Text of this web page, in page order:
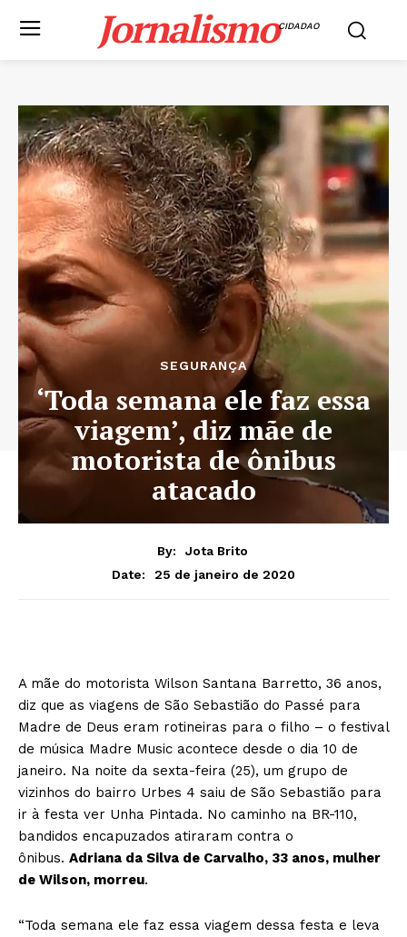
JornalismoCIDADAO
SEGURANÇA
‘Toda semana ele faz essa
viagem’, diz mãe de
motorista de ônibus
atacado
By:
Jota Brito
Date:
25 de janeiro de 2020
A mãe do motorista Wilson Santana Barretto, 36 anos,
diz que as viagens de São Sebastião do Passé para
Madre de Deus eram rotineiras para o filho – o festival
de música Madre Music acontece desde o dia 10 de
janeiro. Na noite da sexta-feira (25), um grupo de
vizinhos do bairro Urbes 4 saiu de São Sebastião para
ir à festa ver Unha Pintada. No caminho na BR-110,
bandidos encapuzados atiraram contra o
ônibus. Adriana da Silva de Carvalho, 33 anos, mulher
de Wilson, morreu.
“Toda semana ele faz essa viagem dessa festa e leva